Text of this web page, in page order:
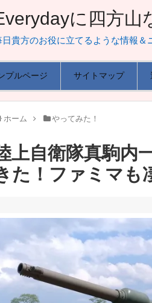
に四方山
日貴方のお役に立てるような情報＆
プルページ サイトマップ
ホーム やってみた！
上自衛隊真駒内
た！ファミマも